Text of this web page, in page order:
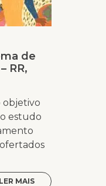
de
RR,
objetivo
estudo
LER MAIS